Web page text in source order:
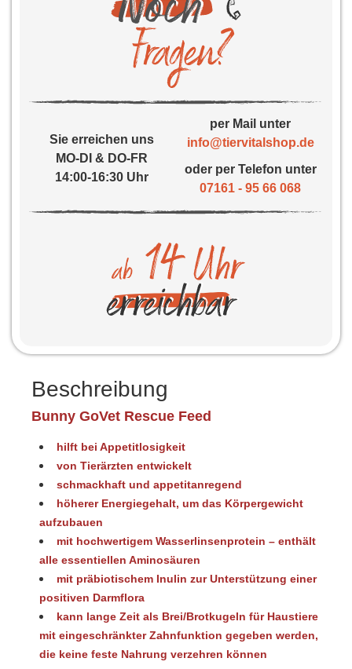
Sie erreichen uns
MO-DI & DO-FR
14:00-16:30 Uhr
per Mail unter
info@tiervitalshop.de
oder per Telefon unter
07161 - 95 66 068
Beschreibung
Bunny GoVet Rescue Feed
hilft bei Appetitlosigkeit
von Tierärzten entwickelt
schmackhaft und appetitanregend
höherer Energiegehalt, um das Körpergewicht
aufzubauen
mit hochwertigem Wasserlinsenprotein – enthält
alle essentiellen Aminosäuren
mit präbiotischem Inulin zur Unterstützung einer
positiven Darmflora
kann lange Zeit als Brei/Brotkugeln für Haustiere
mit eingeschränkter Zahnfunktion gegeben werden,
die keine feste Nahrung verzehren können